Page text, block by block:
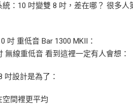
：10 吋變雙 8 吋，差在哪？ 很多人
吋 重低音 Bar 1300 MKII：
無線重低音 看到這裡一定有人會想
吋設計是為了：
空間裡更平均